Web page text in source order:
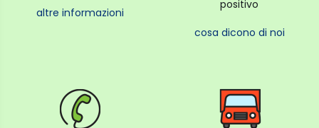
altre informazioni
positivo
cosa dicono di noi